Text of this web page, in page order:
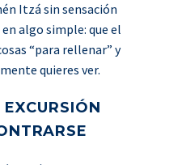
Itzá sin sensación
algo simple: que el
“para rellenar” y
quieres ver.